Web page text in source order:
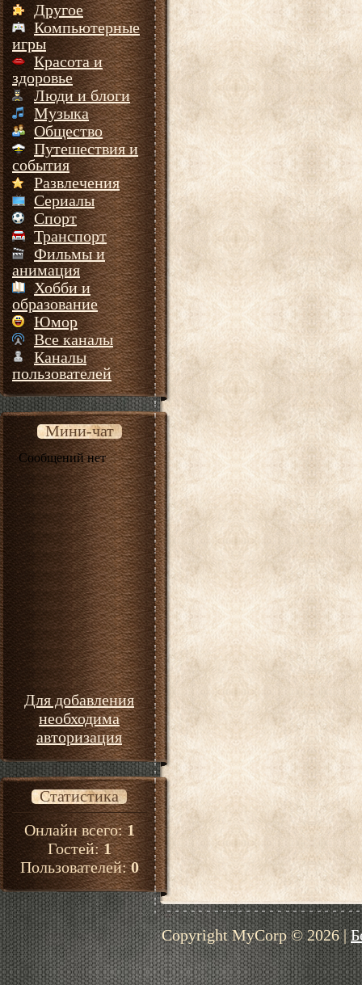
Другое
Компьютерные
игры
Красота и
здоровье
Люди и блоги
Музыка
Общество
Путешествия и
события
Развлечения
Сериалы
Спорт
Транспорт
Фильмы и
анимация
Хобби и
образование
Юмор
Все каналы
Каналы
пользователей
Мини-чат
Для добавления
необходима
авторизация
Статистика
Онлайн всего:1
Гостей:1
Пользователей:0
Copyright MyCorp © 2026|